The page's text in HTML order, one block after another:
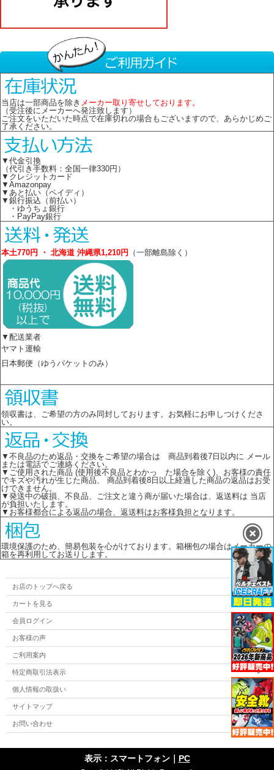
当店は一部商品を除き メーカー取り寄せしております。
（受注後にメーカーへ発注致します）
ご注文をいただいた時点で在庫切れの場合もございますので、あらかじめご
了承ください。
▼代金引換
（代引き手数料：全国一律330円）
▼クレジットカード
▼Amazonpay
▼あと払い（ペイディ）
▼銀行振込（前払い）
・ゆうちょ銀行
・PayPay銀行
本土770円 ・ 北海道 沖縄県1,210円 （一部離島除く）
▼配送業者
ヤマト運輸
日本郵便（ゆうパケットのみ）
領収書は、ご希望の方のみ同封しております。お気軽にお申しつけくださ
い。
▼不良品のため返品・交換をご希望の場合は 商品到着後7日以内に メール
または電話でご連絡ください。
▼ご使用された商品 (使用後不良品とわかっ た場合を除く)、お客様の責任
でキズや汚れが生じた商品、 商品到着後8日以上経過した商品の返品はお受
けできません。
▼発送中の破損、不良品、ご注文と違う商が届いた場合は、返送料は 当店
が負担いたします。
▼お客様都合による返品の場合、返送料はお客様負担となります。
環境保護のため、簡易包装を心がけております。箱梱包の場合はメーカーの
箱を再利用してお送りします。
お店のトップへ戻る
カートを見る
会員ログイン
お客様の声
ご利用案内
特定商取引法表示
個人情報の取扱い
サイトマップ
お問い合わせ
表示：スマートフォン｜ PC